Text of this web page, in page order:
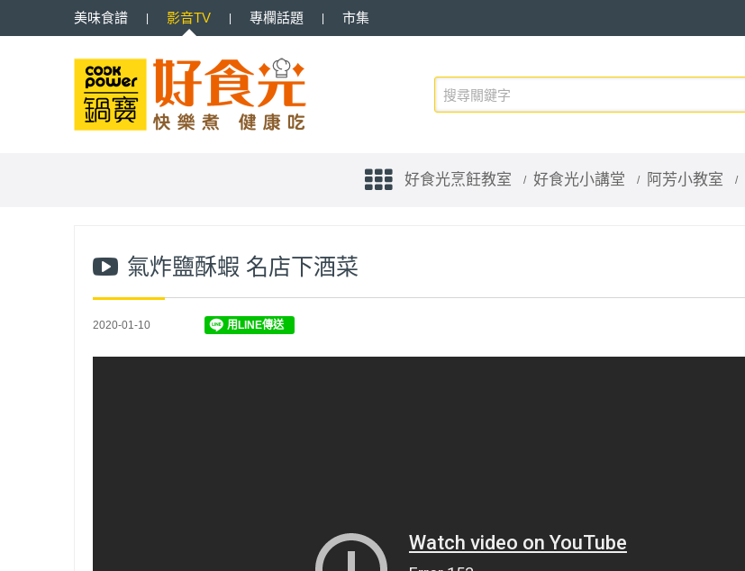
美味食譜 影音TV 專欄話題 市集
好食光烹飪教室 好食光小講堂 阿芳小教室
氣炸鹽酥蝦 名店下酒菜
2020-01-10